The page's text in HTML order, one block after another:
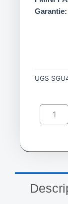
UGS
quantité
Armoire
gallons
Portes